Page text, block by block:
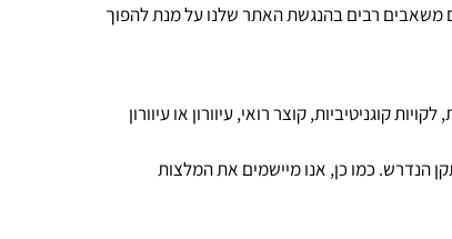
משאבים רבים בהנגשת האתר שלנו על מנת להפוך
קוגניטיביות, קוצר רואי, עיוורון או עיוורון
בדרישות תקנות שיוויון זכויות לאנשים עם מוגבלות (התאמות נגישות לשירות) התשע”ג 2013, ברמת התקן הנדרש. כמו כן, אנו מיישמים את המלצות